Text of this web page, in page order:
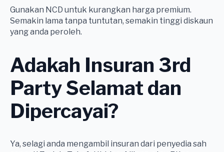
Gunakan NCD untuk kurangkan harga premium.
Semakin lama tanpa tuntutan, semakin tinggi diskaun
yang anda peroleh.
Adakah Insuran 3rd
Party Selamat dan
Dipercayai?
Ya, selagi anda mengambil insuran dari penyedia sah